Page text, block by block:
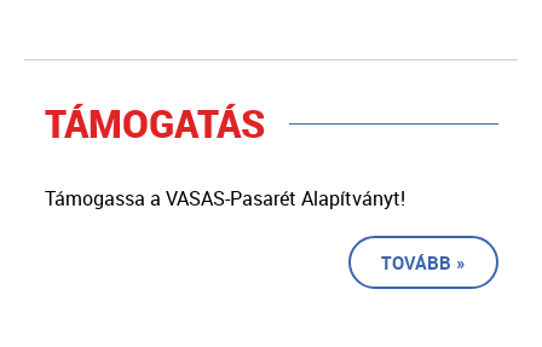
TÁMOGATÁS
Támogassa a VASAS-Pasarét Alapítványt!
TOVÁBB »